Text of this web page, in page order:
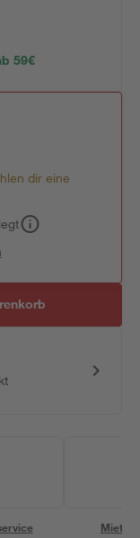
59€
dir eine